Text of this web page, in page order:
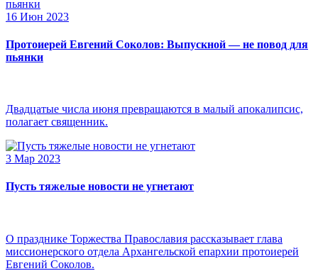
16 Июн 2023
Протоиерей Евгений Соколов: Выпускной — не повод для
пьянки
Двадцатые числа июня превращаются в малый апокалипсис,
полагает священник.
3 Мар 2023
Пусть тяжелые новости не угнетают
О празднике Торжества Православия рассказывает глава
миссионерского отдела Архангельской епархии протоиерей
Евгений Соколов.